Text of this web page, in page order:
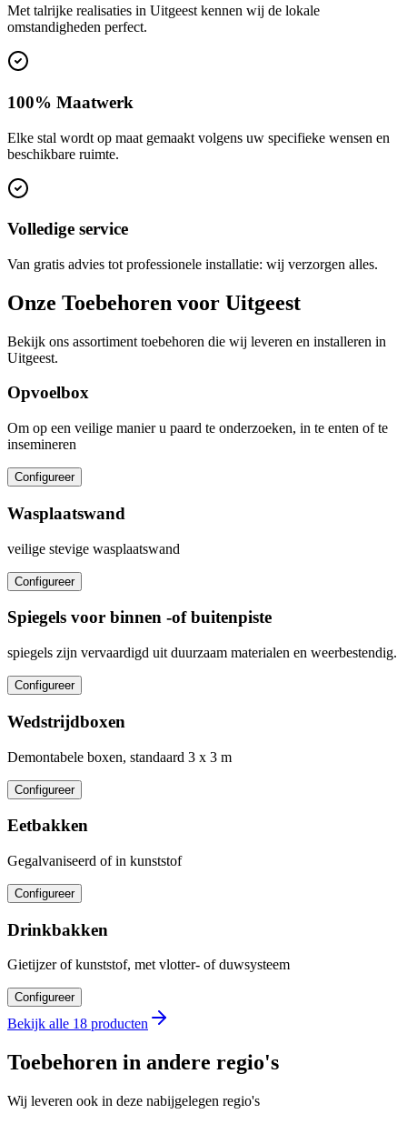
Met talrijke realisaties in Uitgeest kennen wij de lokale
omstandigheden perfect.
100% Maatwerk
Elke stal wordt op maat gemaakt volgens uw specifieke wensen en
beschikbare ruimte.
Volledige service
Van gratis advies tot professionele installatie: wij verzorgen alles.
Onze Toebehoren voor Uitgeest
Bekijk ons assortiment toebehoren die wij leveren en installeren in
Uitgeest.
Opvoelbox
Om op een veilige manier u paard te onderzoeken, in te enten of te
insemineren
Configureer
Wasplaatswand
veilige stevige wasplaatswand
Configureer
Spiegels voor binnen -of buitenpiste
spiegels zijn vervaardigd uit duurzaam materialen en weerbestendig.
Configureer
Wedstrijdboxen
Demontabele boxen, standaard 3 x 3 m
Configureer
Eetbakken
Gegalvaniseerd of in kunststof
Configureer
Drinkbakken
Gietijzer of kunststof, met vlotter- of duwsysteem
Configureer
Bekijk alle 18 producten
Toebehoren in andere regio's
Wij leveren ook in deze nabijgelegen regio's